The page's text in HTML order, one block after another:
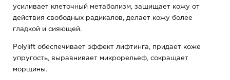
усиливает клеточный метаболизм, защищает кожу от
действия свободных радикалов, делает кожу более
гладкой и сияющей.
Polylift обеспечивает эффект лифтинга, придает коже
упругость, выравнивает микрорельеф, сокращает
морщины.